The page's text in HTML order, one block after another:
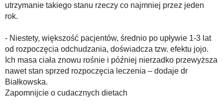
utrzymanie takiego stanu rzeczy co najmniej przez jeden
rok.
- Niestety, większość pacjentów, średnio po upływie 1-3 lat
od rozpoczęcia odchudzania, doświadcza tzw. efektu jojo.
Ich masa ciała znowu rośnie i później nierzadko przewyższa
nawet stan sprzed rozpoczęcia leczenia – dodaje dr
Białkowska.
Zapomnijcie o cudacznych dietach